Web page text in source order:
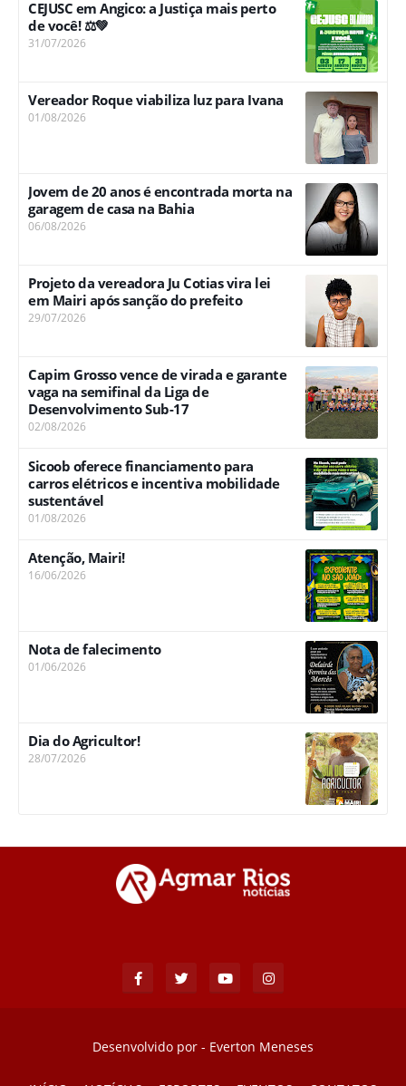
CEJUSC em Angico: a Justiça mais perto
de você! ⚖️💚
31/07/2026
Vereador Roque viabiliza luz para Ivana
01/08/2026
Jovem de 20 anos é encontrada morta na
garagem de casa na Bahia
06/08/2026
Projeto da vereadora Ju Cotias vira lei
em Mairi após sanção do prefeito
29/07/2026
Capim Grosso vence de virada e garante
vaga na semifinal da Liga de
Desenvolvimento Sub-17
02/08/2026
Sicoob oferece financiamento para
carros elétricos e incentiva mobilidade
sustentável
01/08/2026
Atenção, Mairi!
16/06/2026
Nota de falecimento
01/06/2026
Dia do Agricultor!
28/07/2026
Desenvolvido por - Everton Meneses